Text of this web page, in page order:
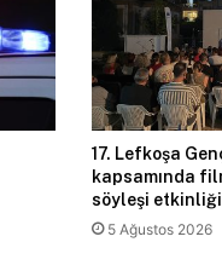
17. Lefkoşa
kapsamında
söyleşi etkinliği
5 Ağustos 2026